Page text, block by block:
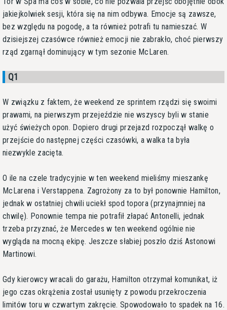
jakiejkolwiek sesji, która się na nim odbywa. Emocje są zawsze,
bez względu na pogodę, a ta również potrafi tu namieszać. W
dzisiejszej czasówce również emocji nie zabrakło, choć pierwszy
rząd zgarnął dominujący w tym sezonie McLaren.
Q1
W związku z faktem, że weekend ze sprintem rządzi się swoimi
prawami, na pierwszym przejeździe nie wszyscy byli w stanie
użyć świeżych opon. Dopiero drugi przejazd rozpoczął walkę o
przejście do następnej części czasówki, a walka ta była
niezwykle zacięta.
O ile na czele tradycyjnie w ten weekend mieliśmy mieszankę
McLarena i Verstappena. Zagrożony za to był ponownie Hamilton,
jednak w ostatniej chwili uciekł spod topora (przynajmniej na
chwilę). Ponownie tempa nie potrafił złapać Antonelli, jednak
trzeba przyznać, że Mercedes w ten weekend ogólnie nie
wygląda na mocną ekipę. Jeszcze słabiej poszło dziś Astonowi
Martinowi.
Gdy kierowcy wracali do garażu, Hamilton otrzymał komunikat, iż
jego czas okrążenia został usunięty z powodu przekroczenia
limitów toru w czwartym zakręcie. Spowodowało to spadek na 16.